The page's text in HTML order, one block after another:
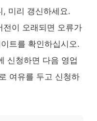
, 미리 갱신하세요.
전이 오래되면 오류가
트를 확인하십시오.
신청하면 다음 영업
여유를 두고 신청하